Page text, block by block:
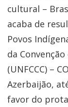
cultural –
acaba de
Povos
da
(UNFCCC) –
Azerbaijão,
favor do